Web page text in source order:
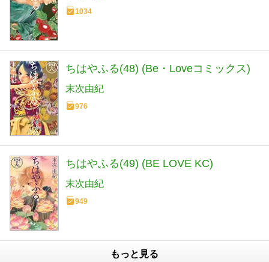
1034
ちはやふる(48) (Be・Loveコミックス)
末次由紀
976
ちはやふる(49) (BE LOVE KC)
末次由紀
949
もっと見る